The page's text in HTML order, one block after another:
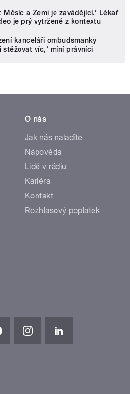
Měsíc a Zemi je zavádějící.‘ Lékař
je prý vytržené z kontextu
kanceláři ombudsmanky
stěžovat víc,‘ míní právníci
O nás
Jak nás naladíte
Nápověda
Lidé v rádiu
Kariéra
Kontakt
Rozhlasový poplatek